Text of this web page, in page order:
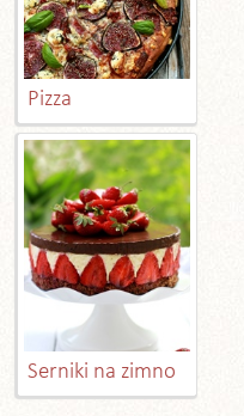
Pizza
Serniki na zimno